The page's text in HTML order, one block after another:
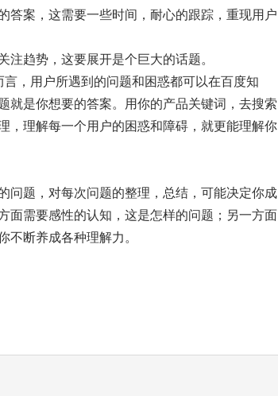
答案，这需要一些时间，耐心的跟踪，重现用户
趋势，这要展开是个巨大的话题。
，用户所遇到的问题和困惑都可以在百度知
就是你想要的答案。用你的产品关键词，去搜索
，理解每一个用户的困惑和障碍，就更能理解你
问题，对每次问题的整理，总结，可能决定你成
面需要感性的认知，这是怎样的问题；另一方面
不断养成各种理解力。